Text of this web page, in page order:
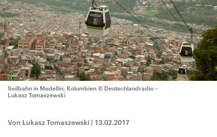
Seilbahn in Medellin, Kolumbien © Deutschlandradio –
Lukasz Tomaszewski
Von Lukasz Tomaszewski | 13.02.2017